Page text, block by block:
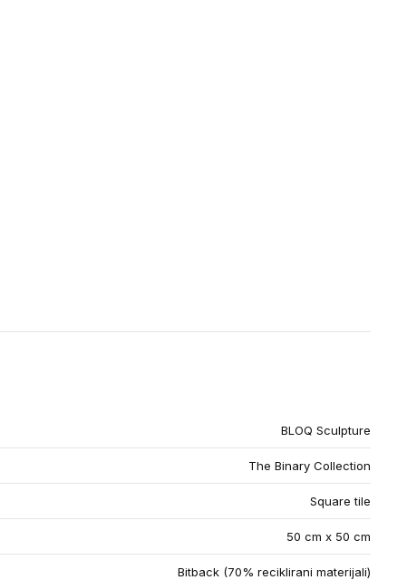
BLOQ Sculpture
The Binary Collection
Square tile
50 cm x 50 cm
Bitback (70% reciklirani materijali)